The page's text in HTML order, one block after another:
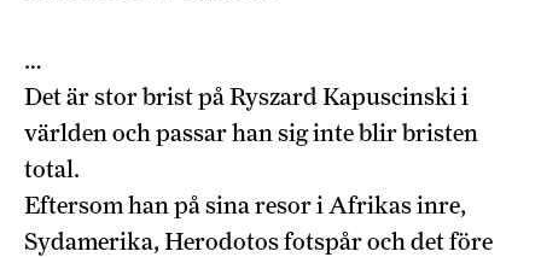
…
Det är stor brist på Ryszard Kapuscinski i
världen och passar han sig inte blir bristen
total.
Eftersom han på sina resor i Afrikas inre,
Sydamerika, Herodotos fotspår och det före